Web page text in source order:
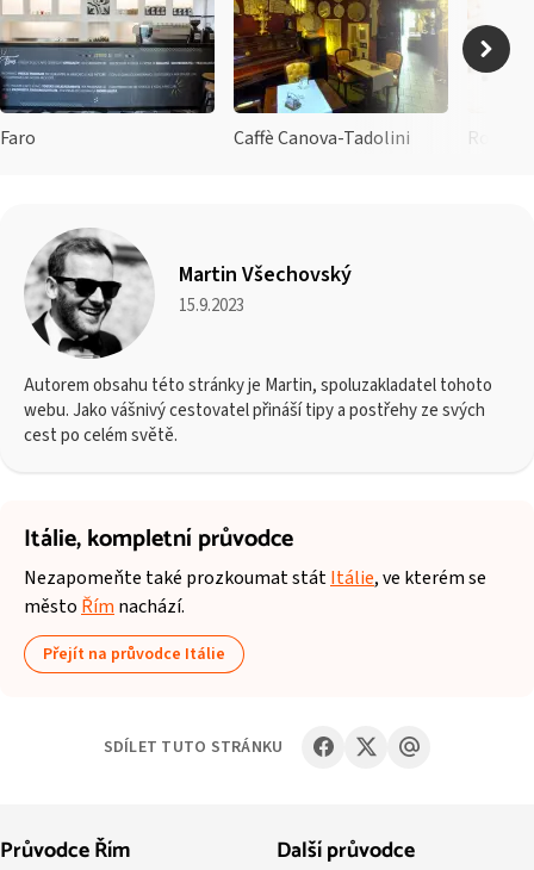
Faro Caffè Canova-Tadolini
Martin Všechovský
15.9.2023
Autorem obsahu této stránky je Martin, spoluzakladatel tohoto
webu. Jako vášnivý cestovatel přináší tipy a postřehy ze svých
cest po celém světě.
Itálie,kompletní průvodce
Nezapomeňte také prozkoumat státItálie, ve kterém se
město Řím nachází.
Přejít na průvodce Itálie
SDÍLET TUTO STRÁNKU
Průvodce Řím Další průvodce